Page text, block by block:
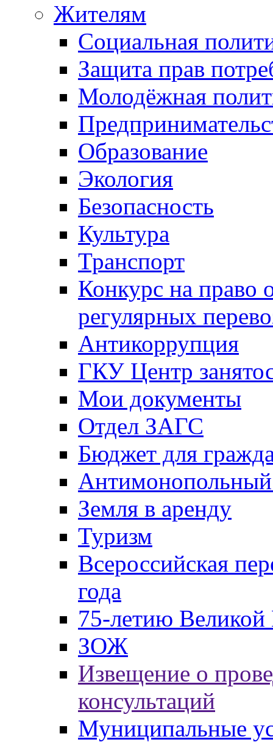
Жителям
Социальная
Защита прав
Молодёжная
Образование
Экология
Безопасность
Культура
Транспорт
Конкурс на право
регулярных
Антикоррупция
ГКУ Центр
Мои документы
Отдел ЗАГС
Бюджет для
Антимонопольный
Земля в аренду
Туризм
Всероссийская
года
75-летию
ЗОЖ
Извещение о
консультаций
Муниципальные